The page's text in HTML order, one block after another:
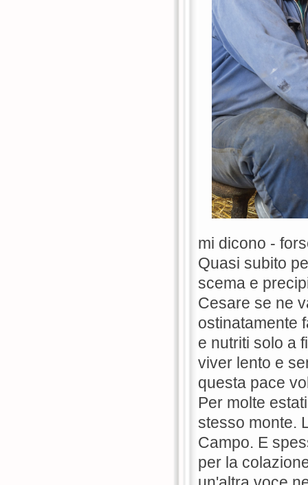
mi dicono -
Quasi subito
scema e
Cesare se ne
ostinatamente
e nutriti solo a
viver lento e
questa pace
Per molte
stesso monte.
Campo. E
per la